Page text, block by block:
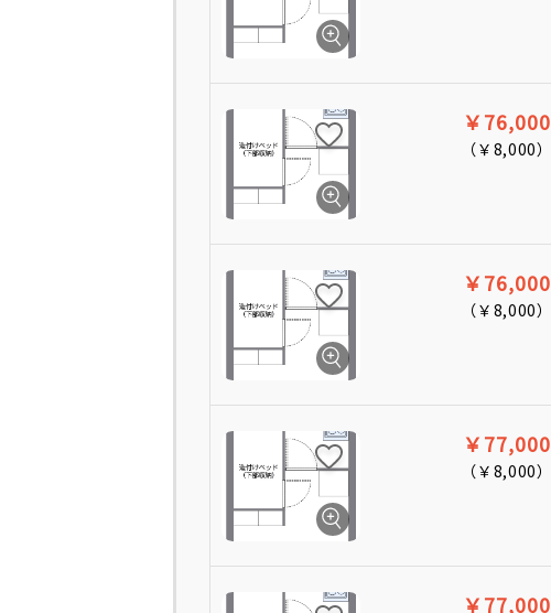
￥76,000
（￥8,000）
￥76,000
（￥8,000）
￥77,000
（￥8,000）
￥77,000